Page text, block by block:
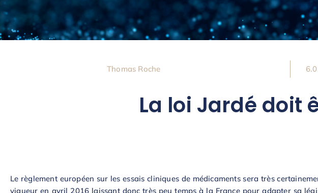
Thomas Roche
La loi Jardé doit
Le règlement européen sur les essais cliniques de médicaments sera très
vigueur en avril 2016 laissant donc très peu temps à la France pour adapter sa